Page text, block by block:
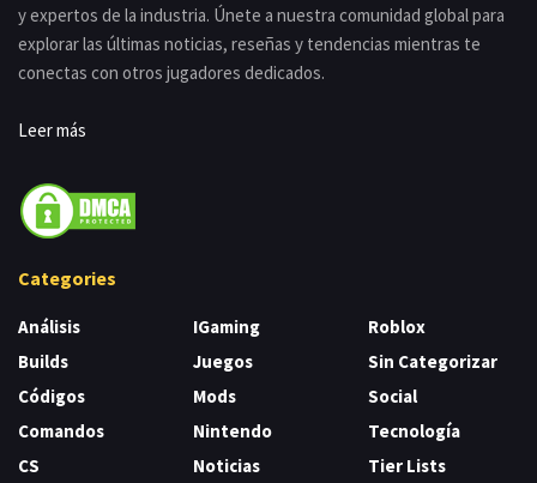
y expertos de la industria. Únete a nuestra comunidad global para
explorar las últimas noticias, reseñas y tendencias mientras te
conectas con otros jugadores dedicados.
Leer más
Categories
Análisis
Builds
Códigos
Comandos
CS
IGaming
Juegos
Mods
Nintendo
Noticias
Roblox
Sin Categorizar
Social
Tecnología
Tier Lists